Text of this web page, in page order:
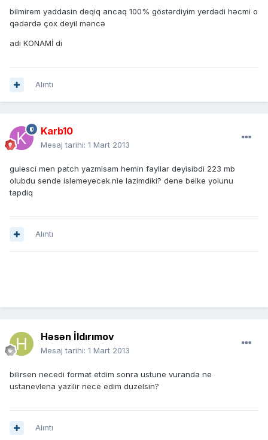
bilmirem yaddasin deqiq ancaq 100% göstərdiyim yerdədi həcmi o
qədərdə çox deyil məncə
adi KONAMİ di
Alıntı
Karb10
Mesaj tarihi: 1 Mart 2013
gulesci men patch yazmisam hemin fayllar deyisibdi 223 mb
olubdu sende islemeyecek.nie lazimdiki? dene belke yolunu
tapdiq
Alıntı
Həsən İldırımov
Mesaj tarihi: 1 Mart 2013
bilirsen necedi format etdim sonra ustune vuranda ne
ustanevlena yazilir nece edim duzelsin?
Alıntı